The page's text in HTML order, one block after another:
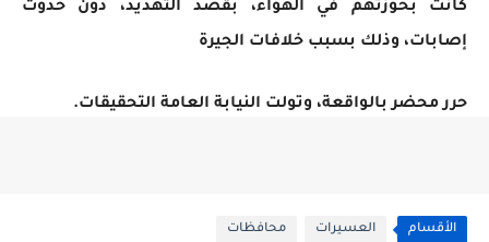
كانت بحوزتهم في الهواء، بقصد التهديد، دون حدوث
إصابات، وذلك بسبب خلافات الجيرة
حرر محضر بالواقعة، وتولت النيابة العامة التحقيقات.
الأقسام العسيرات محافظات